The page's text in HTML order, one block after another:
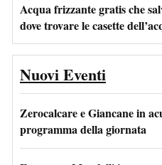
Acqua frizzante gratis che
dove trovare le casette
Nuovi Eventi
Zerocalcare e Giancane in
programma della giornata